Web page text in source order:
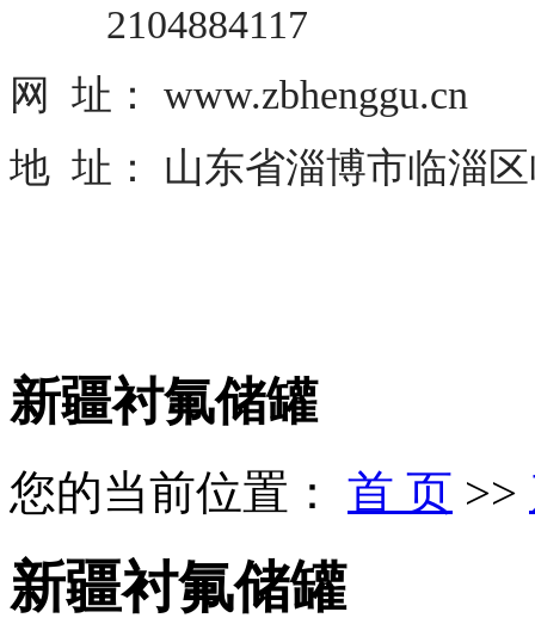
2104884117
网 址： www.zbhenggu.cn
地 址： 山东省淄博市临淄
新疆衬氟储罐
您的当前位置： 首 页 >>
新疆衬氟储罐